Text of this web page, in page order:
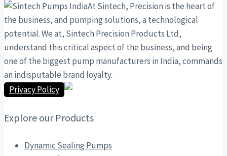
At Sintech, Precision is the heart of
the business, and pumping solutions, a technological
potential. We at, Sintech Precision Products Ltd,
understand this critical aspect of the business, and being
one of the biggest pump manufacturers in India, commands
an indisputable brand loyalty.
Privacy Policy
Explore our Products
Dynamic Sealing Pumps